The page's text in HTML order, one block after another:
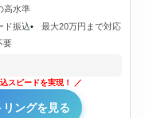
高水準
ド振込
最大20万円まで対応
要
スピードを実現！
リングを見る